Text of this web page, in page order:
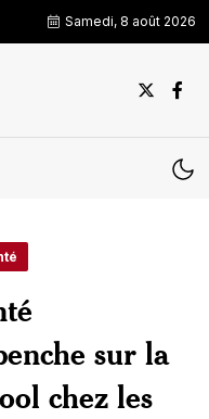
Samedi, 8 août 2026
sur la
chez les